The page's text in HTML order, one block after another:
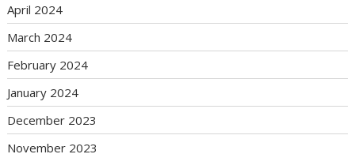
April 2024
March 2024
February 2024
January 2024
December 2023
November 2023